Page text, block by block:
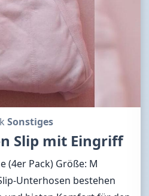
Sonstiges
Slip mit Eingriff
(4er Pack) Größe: M
Unterhosen bestehen